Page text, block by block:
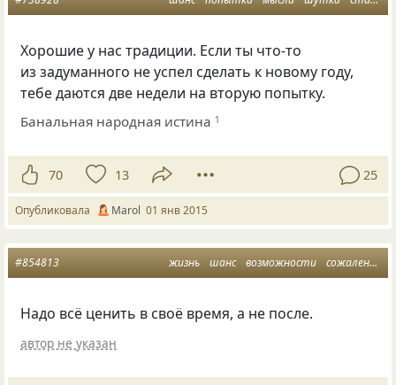
Хорошие у нас традиции. Если ты что-то
из задуманного не успел сделать к новому году,
тебе даются две недели на вторую попытку.
Банальная народная истина 1
70 13 25
Опубликовала Маrol 01 янв 2015
жизнь шанс возможности сожаление
#854813
Надо всё ценить в своё время, а не после.
автор не указан